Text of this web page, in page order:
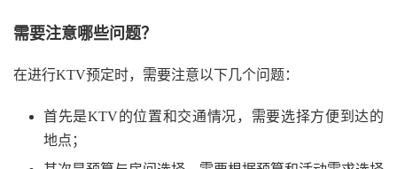
需要注意哪些问题？
在进行KTV预定时，需要注意以下几个问题：
首先是KTV的位置和交通情况，需要选择方便到达的
地点；